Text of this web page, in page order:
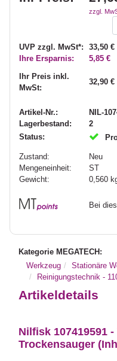
zzgl.
UVP zzgl. MwSt*:
33,50 €
Ihre Ersparnis:
5,85 €
Ihr Preis inkl.
MwSt:
32,90 €
Artikel-Nr.:
NIL-
Lagerbestand:
2
Status:
Zustand:
Neu
Mengeneinheit:
ST
Gewicht:
0,560
Bei
Kategorie MEGATECH:
Werkzeug
Stationäre
Reinigungstechnik -
Artikeldetails
Nilfisk 107419591
Trockensauger